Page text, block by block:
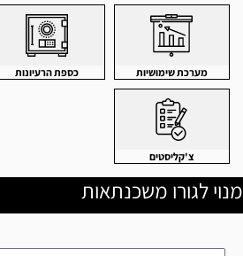
מערכת שימושיות כספת הרעיונות
צ'קליסטים
מנוי לגורו משכנתאות